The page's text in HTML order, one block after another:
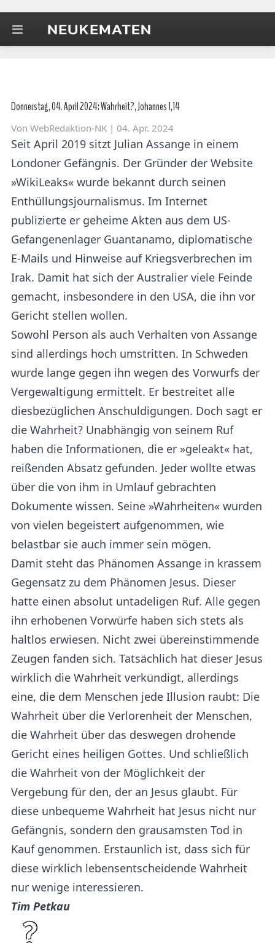
Donnerstag, 04. April 2024: Wahrheit?, Johannes 1,14
Von WebRedaktion-NK | 04. Apr. 2024
Seit April 2019 sitzt Julian Assange in einem
Londoner Gefängnis. Der Gründer der Website
»WikiLeaks« wurde bekannt durch seinen
Enthüllungsjournalismus. Im Internet
publizierte er geheime Akten aus dem US-
Gefangenenlager Guantanamo, diplomatische
E-Mails und Hinweise auf Kriegsverbrechen im
Irak. Damit hat sich der Australier viele Feinde
gemacht, insbesondere in den USA, die ihn vor
Gericht stellen wollen.
Sowohl Person als auch Verhalten von Assange
sind allerdings hoch umstritten. In Schweden
wurde lange gegen ihn wegen des Vorwurfs der
Vergewaltigung ermittelt. Er bestreitet alle
diesbezüglichen Anschuldigungen. Doch sagt er
die Wahrheit? Unabhängig von seinem Ruf
haben die Informationen, die er »geleakt« hat,
reißenden Absatz gefunden. Jeder wollte etwas
über die von ihm in Umlauf gebrachten
Dokumente wissen. Seine »Wahrheiten« wurden
von vielen begeistert aufgenommen, wie
belastbar sie auch immer sein mögen.
Damit steht das Phänomen Assange in krassem
Gegensatz zu dem Phänomen Jesus. Dieser
hatte einen absolut untadeligen Ruf. Alle gegen
ihn erhobenen Vorwürfe haben sich stets als
haltlos erwiesen. Nicht zwei übereinstimmende
Zeugen fanden sich. Tatsächlich hat dieser Jesus
wirklich die Wahrheit verkündigt, allerdings
eine, die dem Menschen jede Illusion raubt: Die
Wahrheit über die Verlorenheit der Menschen,
die Wahrheit über das deswegen drohende
Gericht eines heiligen Gottes. Und schließlich
die Wahrheit von der Möglichkeit der
Vergebung für den, der an Jesus glaubt. Für
diese unbequeme Wahrheit hat Jesus nicht nur
Gefängnis, sondern den grausamsten Tod in
Kauf genommen. Erstaunlich ist, dass sich für
diese wirklich lebensentscheidende Wahrheit
nur wenige interessieren.
Tim Petkau